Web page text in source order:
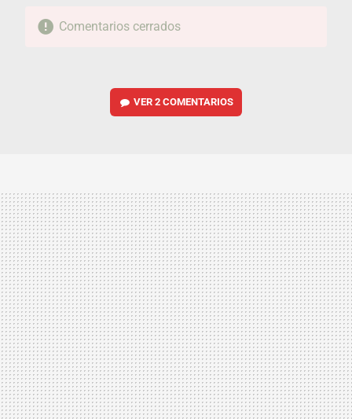
Comentarios cerrados
VER2 COMENTARIOS